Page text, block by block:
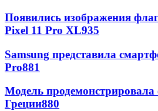
Появились изображения
Pixel 11 Pro XL935
Samsung представила
Pro881
Модель
Греции880